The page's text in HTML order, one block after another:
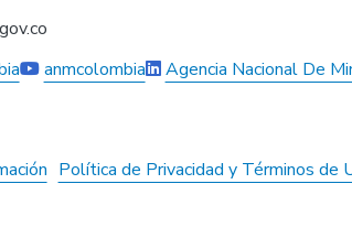
anmcolombia Agencia Nacional De
Política de Privacidad y Términos de